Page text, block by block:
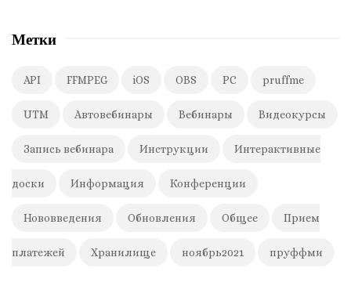
Метки
API FFMPEG iOS OBS PC pruffme
UTM Автовебинары Вебинары Видеокурсы
Запись вебинара Инструкции Интерактивные
доски Информация Конференции
Нововведения Обновления Общее Прием
платежей Хранилище ноябрь2021 пруффми